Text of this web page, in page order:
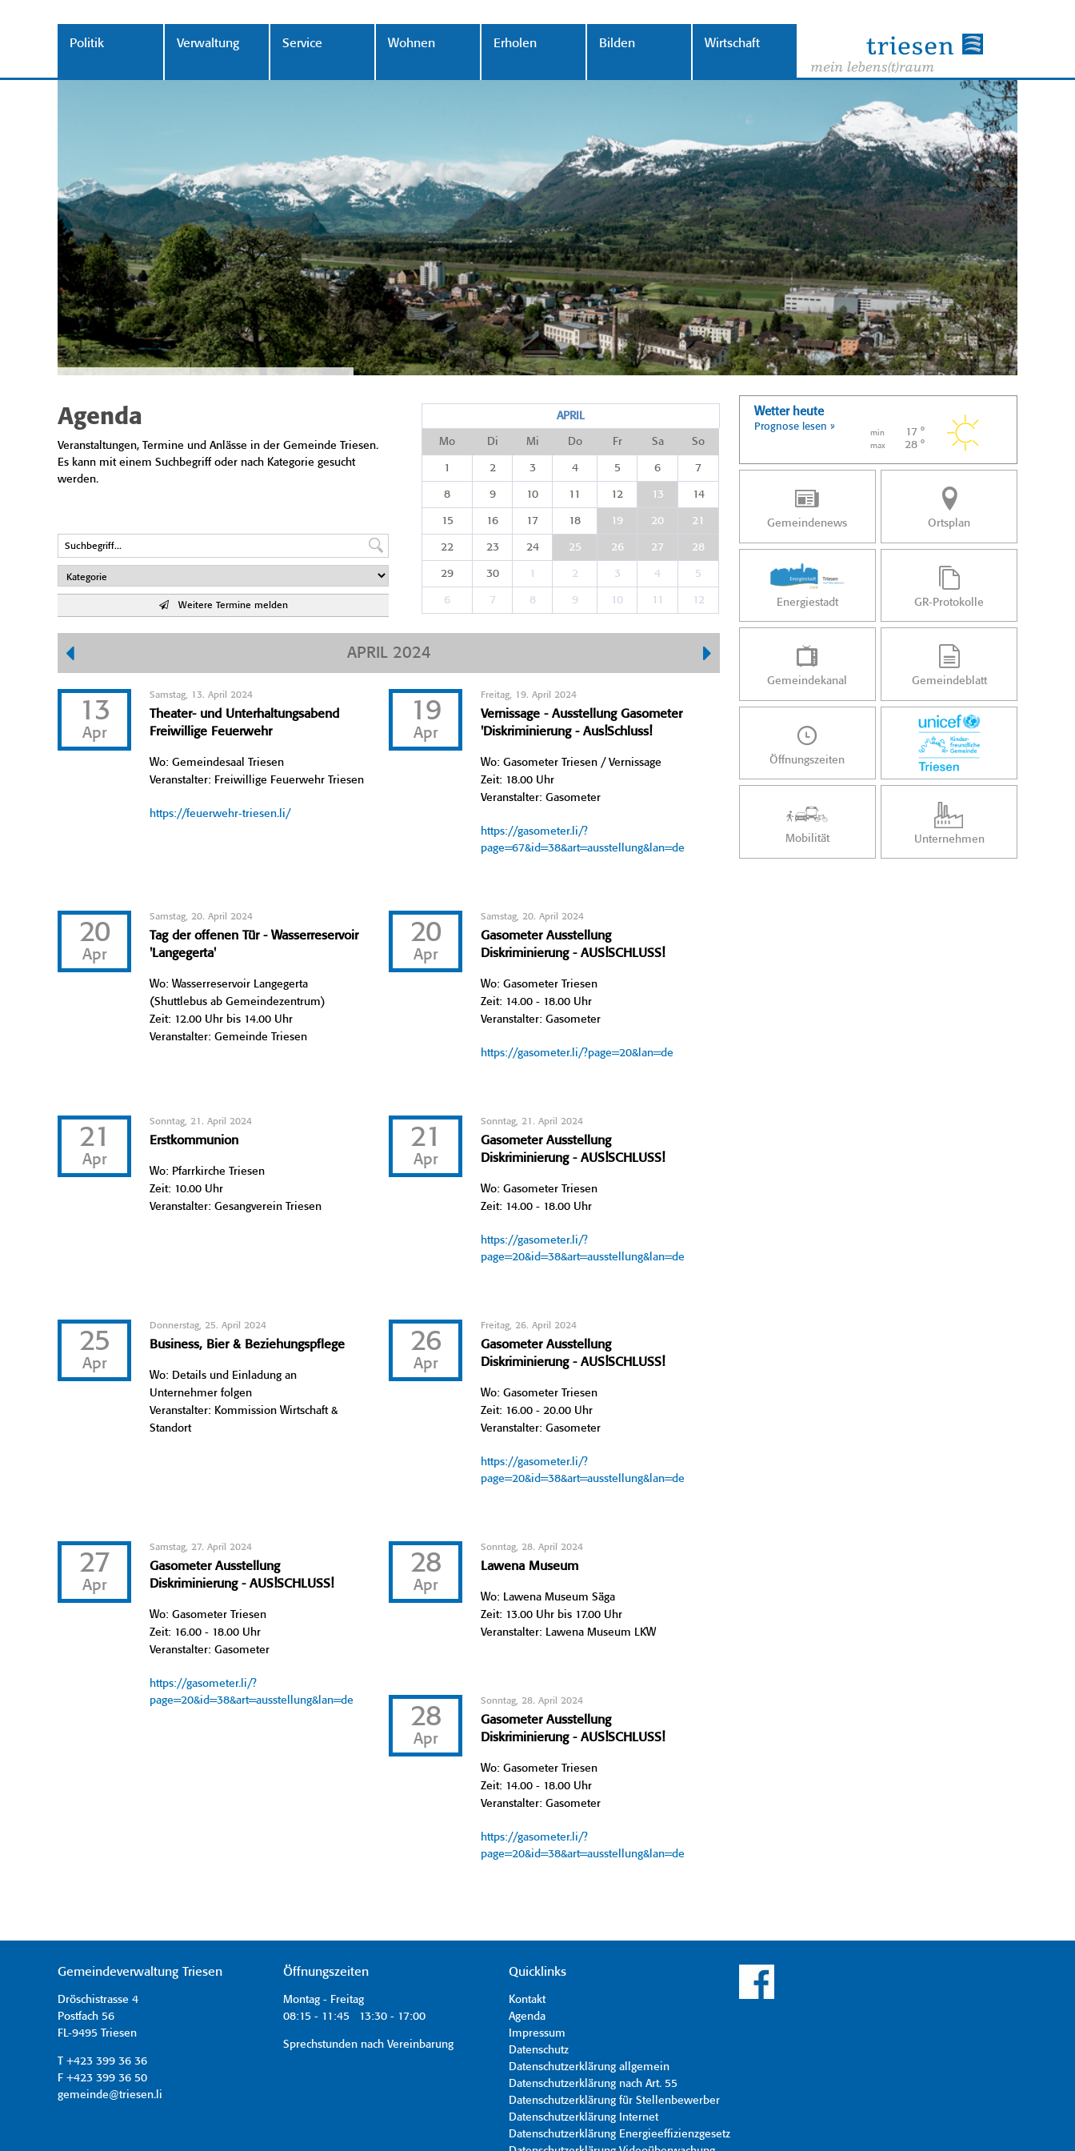
Politik Verwaltung Service Wohnen Erholen Bilden Wirtschaft
Agenda
Veranstaltungen, Termine und Anlässe in der Gemeinde Triesen.
Es kann mit einem Suchbegriff oder nach Kategorie gesucht
werden.
Weitere Termine melden
APRIL
Mo Di Mi Do Fr Sa So
1 2 3 4 5 6 7
8 9 10 11 12 13 14
15 16 17 18 19 20 21
22 23 24 25 26 27 28
29 30 1 2 3 4 5
6 7 8 9 10 11 12
APRIL 2024
13
Apr
Samstag, 13. April 2024
Theater- und Unterhaltungsabend
Freiwillige Feuerwehr
Wo: Gemeindesaal Triesen
Veranstalter: Freiwillige Feuerwehr Triesen
https://feuerwehr-triesen.li/
19
Apr
Freitag, 19. April 2024
Vernissage - Ausstellung Gasometer
'Diskriminierung - Aus!Schluss!
Wo: Gasometer Triesen / Vernissage
Zeit: 18.00 Uhr
Veranstalter: Gasometer
https://gasometer.li/?
page=67&id=38&art=ausstellung&lan=de
20
Apr
Samstag, 20. April 2024
Tag der offenen Tür - Wasserreservoir
'Langegerta'
Wo: Wasserreservoir Langegerta
(Shuttlebus ab Gemeindezentrum)
Zeit: 12.00 Uhr bis 14.00 Uhr
Veranstalter: Gemeinde Triesen
20
Apr
Samstag, 20. April 2024
Gasometer Ausstellung
Diskriminierung - AUS!SCHLUSS!
Wo: Gasometer Triesen
Zeit: 14.00 - 18.00 Uhr
Veranstalter: Gasometer
https://gasometer.li/?page=20&lan=de
21
Apr
Sonntag, 21. April 2024
Erstkommunion
Wo: Pfarrkirche Triesen
Zeit: 10.00 Uhr
Veranstalter: Gesangverein Triesen
21
Apr
Sonntag, 21. April 2024
Gasometer Ausstellung
Diskriminierung - AUS!SCHLUSS!
Wo: Gasometer Triesen
Zeit: 14.00 - 18.00 Uhr
https://gasometer.li/?
page=20&id=38&art=ausstellung&lan=de
25
Apr
Donnerstag, 25. April 2024
Business, Bier & Beziehungspflege
Wo: Details und Einladung an
Unternehmer folgen
Veranstalter: Kommission Wirtschaft &
Standort
26
Apr
Freitag, 26. April 2024
Gasometer Ausstellung
Diskriminierung - AUS!SCHLUSS!
Wo: Gasometer Triesen
Zeit: 16.00 - 20.00 Uhr
Veranstalter: Gasometer
https://gasometer.li/?
page=20&id=38&art=ausstellung&lan=de
27
Apr
Samstag, 27. April 2024
Gasometer Ausstellung
Diskriminierung - AUS!SCHLUSS!
Wo: Gasometer Triesen
Zeit: 16.00 - 18.00 Uhr
Veranstalter: Gasometer
https://gasometer.li/?
page=20&id=38&art=ausstellung&lan=de
28
Apr
Sonntag, 28. April 2024
Lawena Museum
Wo: Lawena Museum Säga
Zeit: 13.00 Uhr bis 17.00 Uhr
Veranstalter: Lawena Museum LKW
28
Apr
Sonntag, 28. April 2024
Gasometer Ausstellung
Diskriminierung - AUS!SCHLUSS!
Wo: Gasometer Triesen
Zeit: 14.00 - 18.00 Uhr
Veranstalter: Gasometer
https://gasometer.li/?
page=20&id=38&art=ausstellung&lan=de
Wetter heute
Prognose lesen »
min 17 °
max 28 °
Gemeindenews Ortsplan
Energiestadt GR-Protokolle
Gemeindekanal Gemeindeblatt
Öffnungszeiten
Mobilität Unternehmen
Gemeindeverwaltung Triesen
Dröschistrasse 4
Postfach 56
FL-9495 Triesen
T +423 399 36 36
F +423 399 36 50
gemeinde@triesen.li
Öffnungszeiten
Montag - Freitag
08:15 - 11:45 13:30 - 17:00
Sprechstunden nach Vereinbarung
Quicklinks
Kontakt
Agenda
Impressum
Datenschutz
Datenschutzerklärung allgemein
Datenschutzerklärung nach Art. 55
Datenschutzerklärung für Stellenbewerber
Datenschutzerklärung Internet
Datenschutzerklärung Energieeffizienzgesetz